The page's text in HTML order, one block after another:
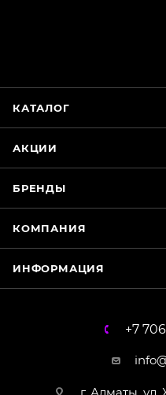
КАТАЛОГ
АКЦИИ
БРЕНДЫ
КОМПАНИЯ
ИНФОРМАЦИЯ
+7
Магазин Интимания
Нажмите на кнопку